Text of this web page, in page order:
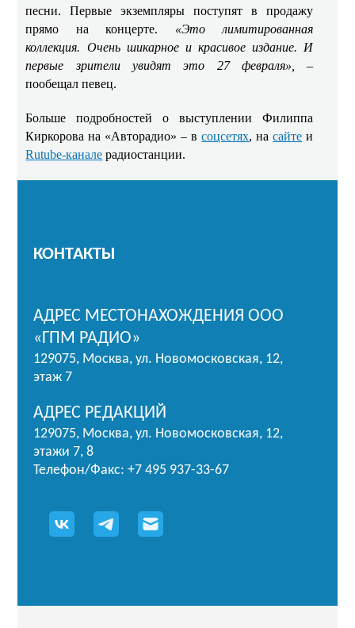
песни. Первые экземпляры поступят в продажу
прямо на концерте. «Это лимитированная
коллекция. Очень шикарное и красивое издание. И
первые зрители увидят это 27 февраля»,
–
пообещал певец.
Больше подробностей о выступлении Филиппа
Киркорова на «Авторадио» – всоцсетях, насайте и
Rutube-канале радиостанции.
КОНТАКТЫ
АДРЕС МЕСТОНАХОЖДЕНИЯ ООО
«ГПМ РАДИО»
129075, Москва, ул. Новомосковская, 12,
этаж 7
АДРЕС РЕДАКЦИЙ
129075, Москва, ул. Новомосковская, 12,
этажи 7, 8
Телефон/Факс: +7 495 937-33-67